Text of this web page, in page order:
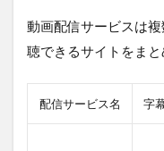
配信
ビス
2
映画
動画配信サービスは
聴できるサイトをまと
配信サービス名 字